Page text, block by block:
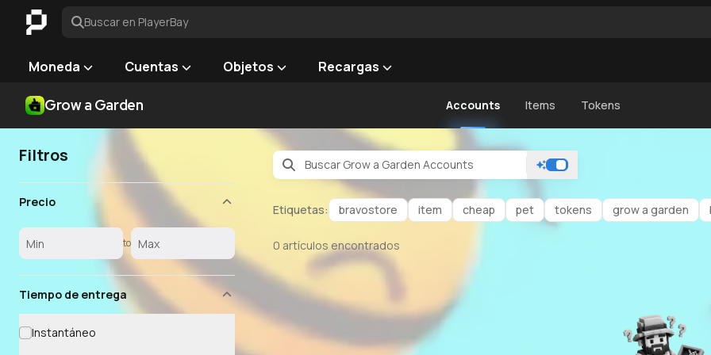
Buscar en PlayerBay
Moneda Cuentas Objetos Recargas
Grow a Garden Accounts Items Tokens
Filtros
Precio
to
Tiempo de entrega
Instantáneo
Etiquetas: bravostore item cheap pet tokens grow a garden
0 artículos encontrados